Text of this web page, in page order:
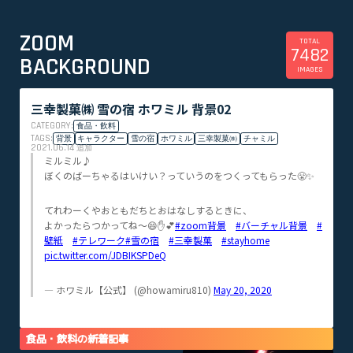
ZOOM
BACKGROUND
TOTAL
7482
IMAGES
三幸製菓㈱ 雪の宿 ホワミル 背景02
CATEGORY: 食品・飲料
TAGS: 背景 キャラクター 雪の宿 ホワミル 三幸製菓㈱ チャミル
2021.06.14追加
ミルミル♪
ぼくのばーちゃるはいけい？っていうのをつくってもらった😤✨
てれわーくやおともだちとおはなしするときに、
よかったらつかってね～😄✋💕#zoom背景 #バーチャル背景
#
壁紙
#テレワーク#雪の宿 #三幸製菓
#stayhome
pic.twitter.com/JDBIKSPDeQ
— ホワミル【公式】 (@howamiru810) May 20, 2020
食品・飲料の新着記事